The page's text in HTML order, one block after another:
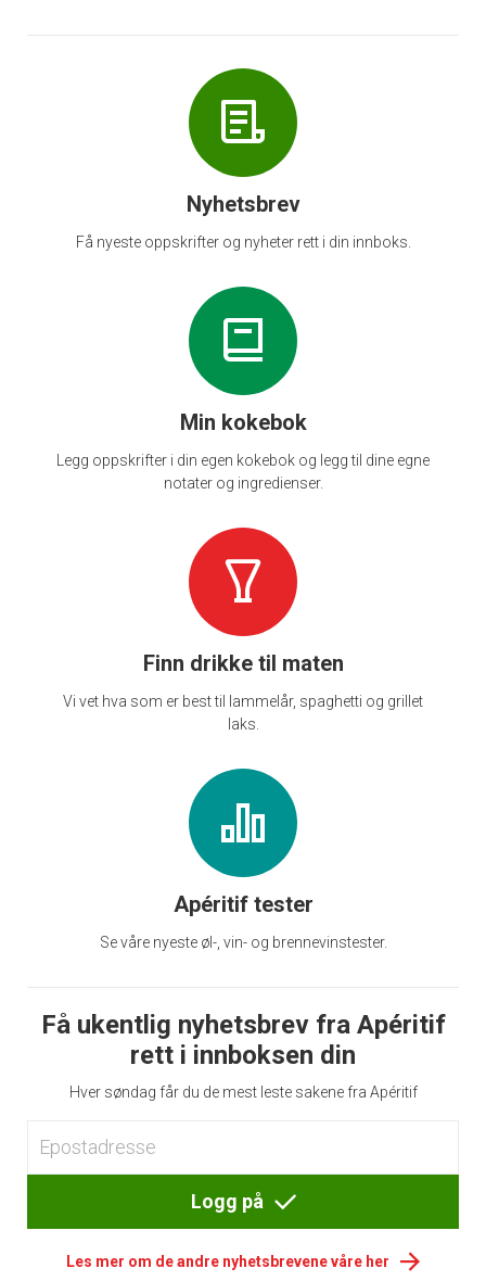
Nyhetsbrev
Få nyeste oppskrifter og nyheter rett i din innboks.
Min kokebok
Legg oppskrifter i din egen kokebok og legg til dine egne
notater og ingredienser.
Finn drikke til maten
Vi vet hva som er best til lammelår, spaghetti og grillet
laks.
Apéritif tester
Se våre nyeste øl-, vin- og brennevinstester.
Få ukentlig nyhetsbrev fra Apéritif
rett i innboksen din
Hver søndag får du de mest leste sakene fra Apéritif
Logg på
Les mer om de andre nyhetsbrevene våre her